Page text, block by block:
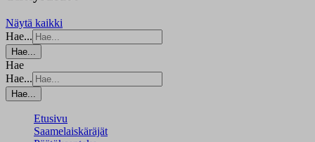
Näytä kaikki
Hae...
Hae...
Hae
Hae...
Hae...
Etusivu
Saamelaiskäräjät